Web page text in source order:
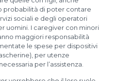
probabilità di poter contare
sociali e degli operatori
uomini. I caregiver con minori
maggiori responsabilità
le spese per dispositivi
per utenze
per l’assistenza.